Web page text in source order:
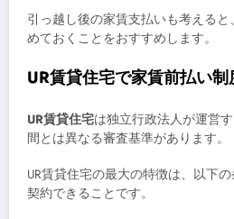
引っ越し後の家賃支払いも考える
めておくことをおすすめします。
UR賃貸住宅で家賃前払い
UR賃貸住宅は独立行政法人が運営
間とは異なる審査基準があります。
UR賃貸住宅の最大の特徴は、以下
契約できることです。